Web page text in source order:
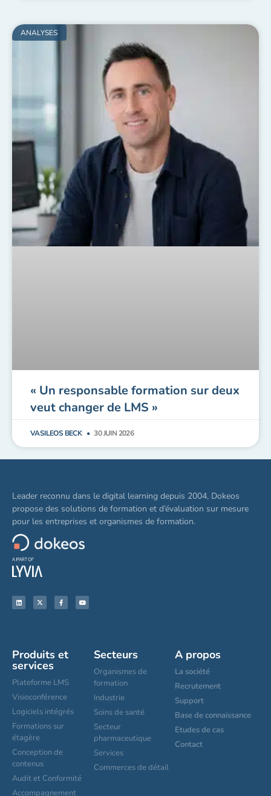
ANALYSES
« Un responsable formation sur deux
veut changer de LMS »
VASILEOS BECK 30 JUIN 2026
Leader reconnu dans le digital learning depuis 2004, Dokeos
propose des solutions de formation et d’évaluation sur mesure
pour les entreprises et organismes de formation.
Produits et
services
Plateforme LMS
Visioconférence
Logiciels intégrés
Formations sur
étagère
Conception de
contenus
Audit et Conformité
Accompagnement
Secteurs
Organismes de
formation
Industrie
Soins de santé
Secteur
pharmaceutique
Services
Commerces de détail
A propos
La société
Recrutement
Support
Base de connaissance
Etudes de cas
Contact